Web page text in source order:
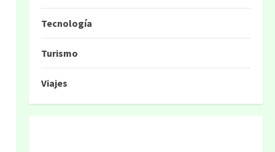
Tecnología
Turismo
Viajes